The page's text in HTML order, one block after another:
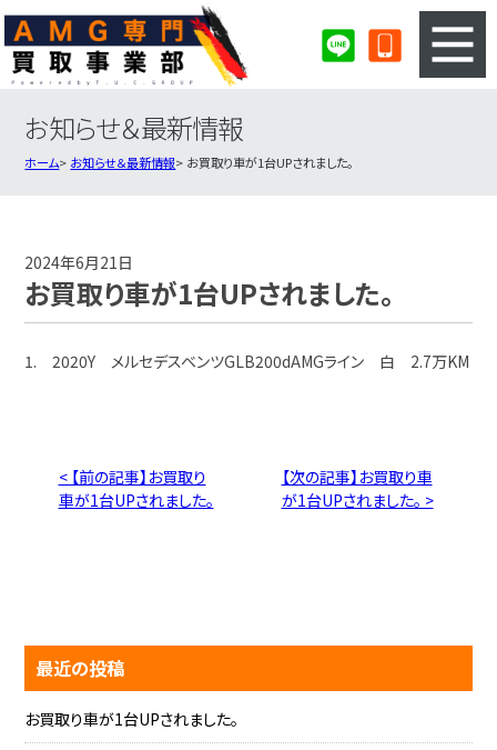
3ステップのカンタン査定
AMG買取実績
お知らせ＆最新情報
ホーム お知らせ＆最新情報 お買取り車が1台UPされました。
2024年6月21日
お買取り車が1台UPされました。
1. 2020Y メルセデスベンツGLB200dAMGライン 白 2.7万KM
< 【前の記事】お買取り
車が1台UPされました。
【次の記事】お買取り車
が1台UPされました。 >
最近の投稿
お買取り車が1台UPされました。